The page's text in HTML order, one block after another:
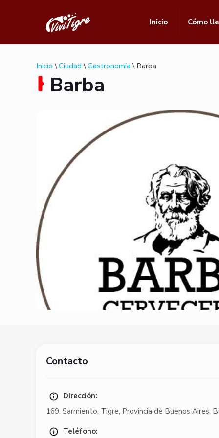
Inicio Cómo
Inicio \Ciudad \Gastronomía \ Barba
Barba
Contacto
Dirección:
169,Sarmiento, Tigre, Provincia de Buenos Aires,
Teléfono: